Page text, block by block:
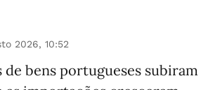
2026, 10:52
de bens portugueses subiram